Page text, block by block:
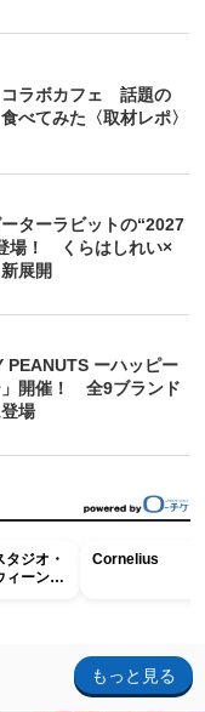
コラボカフェ 話題の
べてみた〈取材レポ〉
ーターラビットの“2027
場！ くらはしれい×
展開
PEANUTS ーハッピー
」開催！ 全9ブランド
場
ジオ・
ィーン・
Cornelius
もっと見る